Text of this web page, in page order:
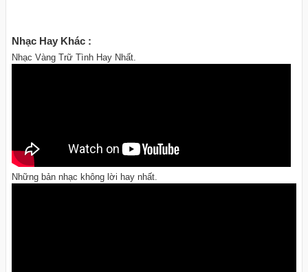
Nhạc Hay Khác :
Nhạc Vàng Trữ Tình Hay Nhất.
Những bản nhạc không lời hay nhất.